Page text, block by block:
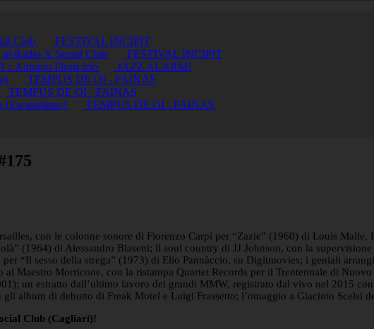
Club
FESTIVAL INCIPIT
al Radio X Social Club
FESTIVAL INCIPIT
:: Antonio Floris trio
JAZZ ALARM!
TEMPUS DE OI - FAINAS
TEMPUS DE OI - FAINAS
(Escalaplano)
TEMPUS DE OI - FAINAS
con le colonne sonore di Fiorenzo Carpi per “Zazie” (1960) di Louis
(1964) di Alessandro Blasetti; il soul country di JJ Johnson, con la
“Il sesso della strega” (1973) di Elio Pannàccio, su Digitmovies; i geniali
Maestro Morricone, con la ristampa Quartet Records per il Trentennale di
un estratto dall’ultimo lavoro dei grandi MMW, registrato dal vivo nel 2015
gli album di debutto di Freak Motel e Luigi Frassetto; l’omaggio a Giacinto
Club (Cagliari)!